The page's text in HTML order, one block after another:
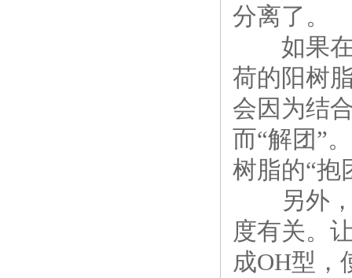
分离了。
如果在“
荷的阳树
会因为结
而“解团”
树脂的“抱
另外，
度有关。
成OH型，